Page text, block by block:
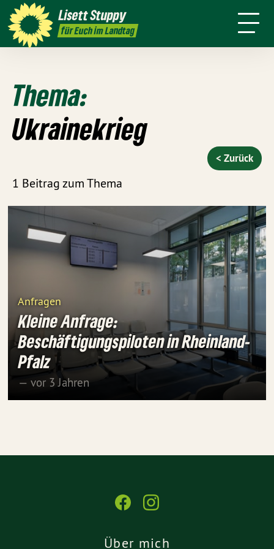
LisettStuppy
für Euch im Landtag
Termine
Über mich Positionen Wahlkreis
Thema:
Ukrainekrieg
1 Beitrag zum Thema
< Zurück
Anfragen
Kleine Anfrage:
Beschäftigungspiloten in Rheinland-
Pfalz
— vor 3 Jahren
Über mich